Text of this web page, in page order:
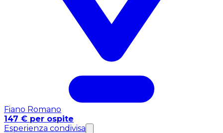
Fiano Romano
147 € per ospite
Esperienza condivisa